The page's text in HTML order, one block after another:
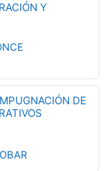
Y
DE